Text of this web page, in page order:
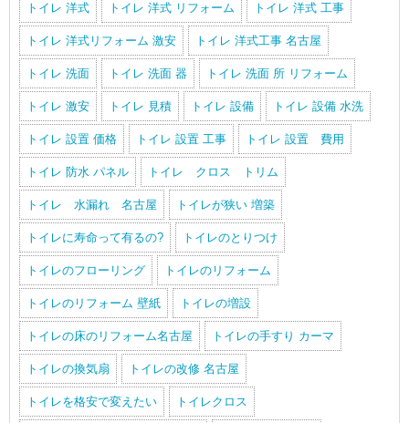
トイレ 洋式 トイレ 洋式 リフォーム トイレ 洋式 工事
トイレ 洋式リフォーム 激安 トイレ 洋式工事 名古屋
トイレ 洗面 トイレ 洗面 器 トイレ 洗面 所 リフォーム
トイレ 激安 トイレ 見積 トイレ 設備 トイレ 設備 水洗
トイレ 設置 価格 トイレ 設置 工事 トイレ 設置 費用
トイレ 防水 パネル トイレ クロス トリム
トイレ 水漏れ 名古屋 トイレが狭い 増築
トイレに寿命って有るの? トイレのとりつけ
トイレのフローリング トイレのリフォーム
トイレのリフォーム 壁紙 トイレの増設
トイレの床のリフォーム名古屋 トイレの手すり カーマ
トイレの換気扇 トイレの改修 名古屋
トイレを格安で変えたい トイレクロス